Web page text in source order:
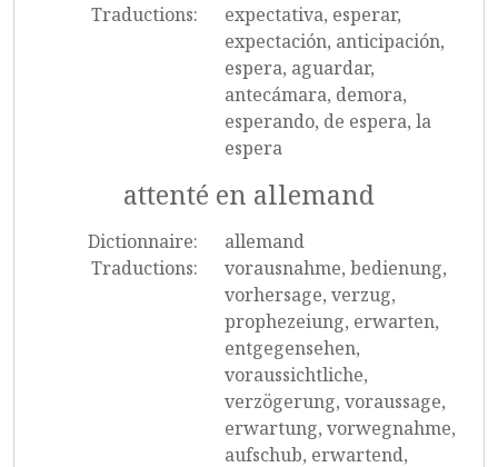
Traductions:
expectativa, esperar,
expectación, anticipación,
espera, aguardar,
antecámara, demora,
esperando, de espera, la
espera
attenté en allemand
Dictionnaire:
allemand
Traductions:
vorausnahme, bedienung,
vorhersage, verzug,
prophezeiung, erwarten,
entgegensehen,
voraussichtliche,
verzögerung, voraussage,
erwartung, vorwegnahme,
aufschub, erwartend,